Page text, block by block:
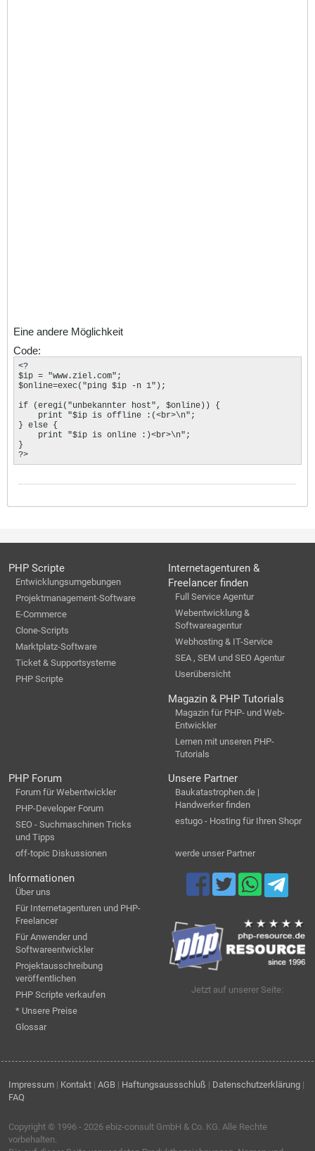
Eine andere Möglichkeit
Code:
<?
$ip = "www.ziel.com";
$online=exec("ping $ip -n 1");
if (eregi("unbekannter host", $online)) {
    print "$ip is offline :(<br>\n";
} else {
    print "$ip is online :)<br>\n";
}
?>
PHP Scripte
Entwicklungsumgebungen
Projektmanagement-Software
E-Commerce
Clone-Scripts
Marktplatz-Software
Ticket & Supportsysteme
PHP Scripte
Internetagenturen &
Freelancer finden
Full Service Agentur
Webentwicklung &
Softwareagentur
Webhosting & IT-Service
SEA , SEM und SEO Agentur
Userübersicht
Magazin & PHP Tutorials
Magazin für PHP- und Web-
Entwickler
Lernen mit unseren PHP-
Tutorials
PHP Forum
Forum für Webentwickler
PHP-Developer Forum
SEO - Suchmaschinen Tricks
und Tipps
off-topic Diskussionen
Unsere Partner
Baukatastrophen.de |
Handwerker finden
estugo - Hosting für Ihren Shopr
werde unser Partner
Informationen
Über uns
Für Internetagenturen und PHP-
Freelancer
Für Anwender und
Softwareentwickler
Projektausschreibung
veröffentlichen
PHP Scripte verkaufen
* Unsere Preise
Glossar
Jetzt auf unserer Seite:
Impressum | Kontakt | AGB | Haftungsaussschluß | Datenschutzerklärung |
FAQ
Copyright © 1996 - 2026 ebiz-consult GmbH & Co. KG. Alle Rechte
vorbehalten.